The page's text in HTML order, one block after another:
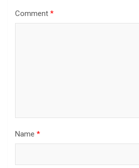
Comment *
Name *